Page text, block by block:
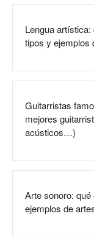
Lengua
tipos y ejemplos
Guitarristas
mejores
acústicos…)
Arte sonoro:
ejemplos de